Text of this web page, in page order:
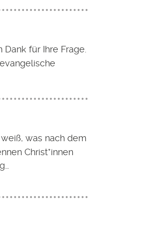
für Ihre Frage.
was nach dem
Christ*innen